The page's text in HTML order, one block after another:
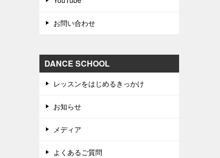
お問い合わせ
DANCE SCHOOL
レッスンをはじめるきっかけ
お知らせ
メディア
よくあるご質問